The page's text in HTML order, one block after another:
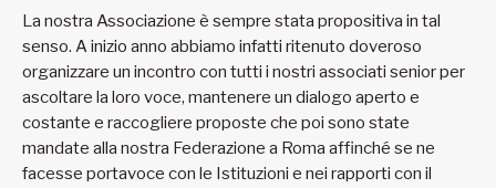
La nostra Associazione è sempre stata propositiva in tal
senso. A inizio anno abbiamo infatti ritenuto doveroso
organizzare un incontro con tutti i nostri associati senior per
ascoltare la loro voce, mantenere un dialogo aperto e
costante e raccogliere proposte che poi sono state
mandate alla nostra Federazione a Roma affinché se ne
facesse portavoce con le Istituzioni e nei rapporti con il